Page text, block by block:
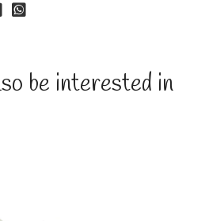
be interested in